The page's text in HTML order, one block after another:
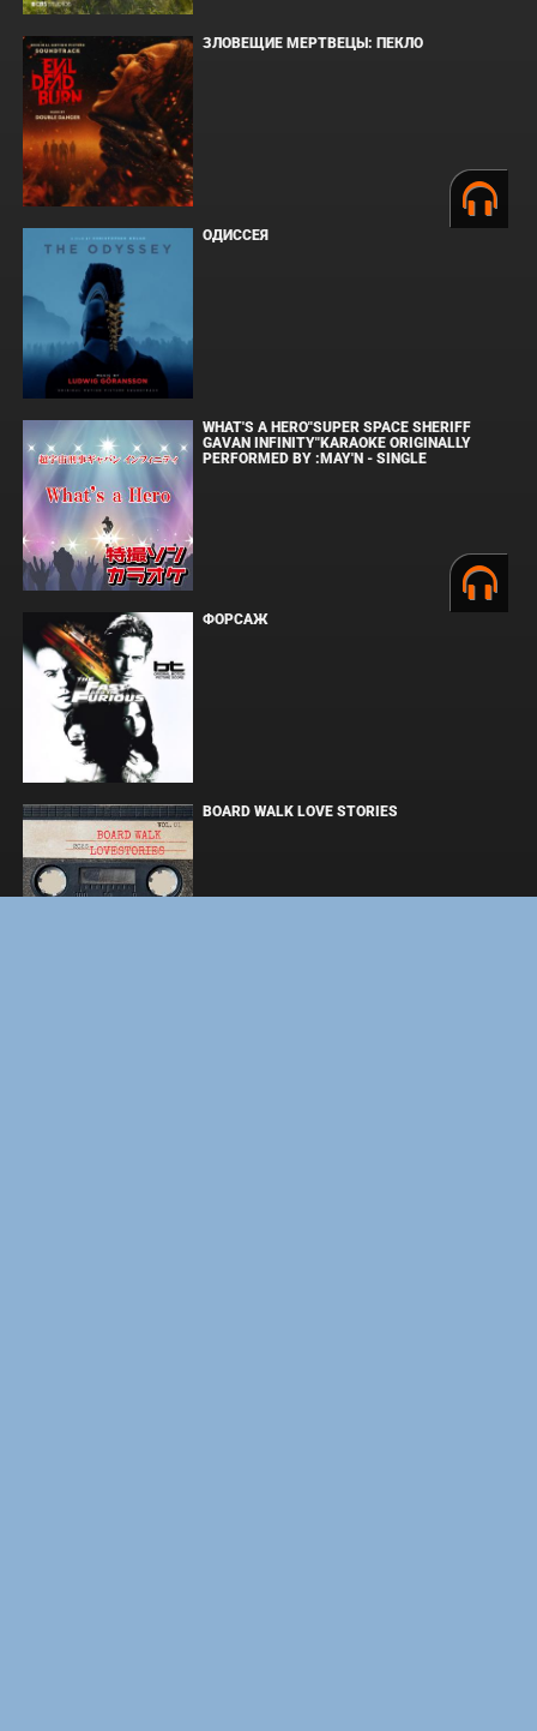
ЗЛОВЕЩИЕ МЕРТВЕЦЫ: ПЕКЛО
ОДИССЕЯ
WHAT'S A HERO"SUPER SPACE SHERIFF
GAVAN INFINITY"KARAOKE ORIGINALLY
PERFORMED BY :MAY'N - SINGLE
ФОРСАЖ
BOARD WALK LOVE STORIES